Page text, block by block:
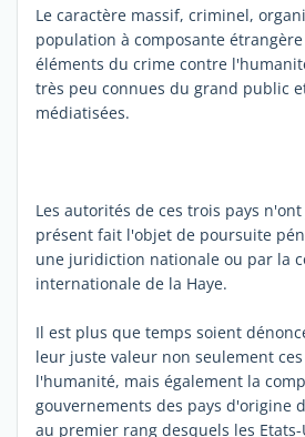
Le caractère massif, criminel,
population à composante
éléments du crime contre
très peu connues du grand public
médiatisées.
Les autorités de ces trois pays
présent fait l'objet de poursuite
une juridiction nationale ou par la
internationale de la Haye.
Il est plus que temps soient
leur juste valeur non seulement
l'humanité, mais également la
gouvernements des pays d'origine
au premier rang desquels les Etats-